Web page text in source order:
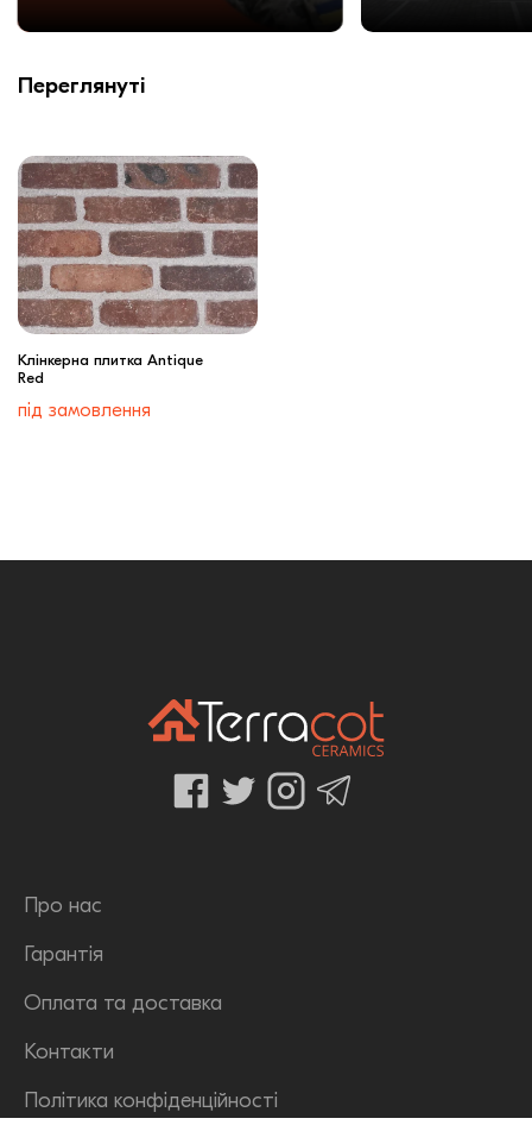
Переглянуті
Клінкерна плитка Antique
Red
під замовлення
Про нас
Гарантія
Оплата та доставка
Контакти
Політика конфіденційності